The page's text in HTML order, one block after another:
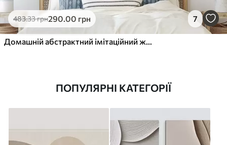
483.33грн290.00 грн 7
Домашній абстрактний імітаційний живопис
ПОПУЛЯРНІ КАТЕГОРІЇ